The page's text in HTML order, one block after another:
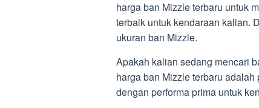
harga ban Mizzle terbaru untuk
terbaik untuk kendaraan kalian.
ukuran ban Mizzle.
Apakah kalian sedang mencari
harga ban Mizzle terbaru
dengan performa prima untuk